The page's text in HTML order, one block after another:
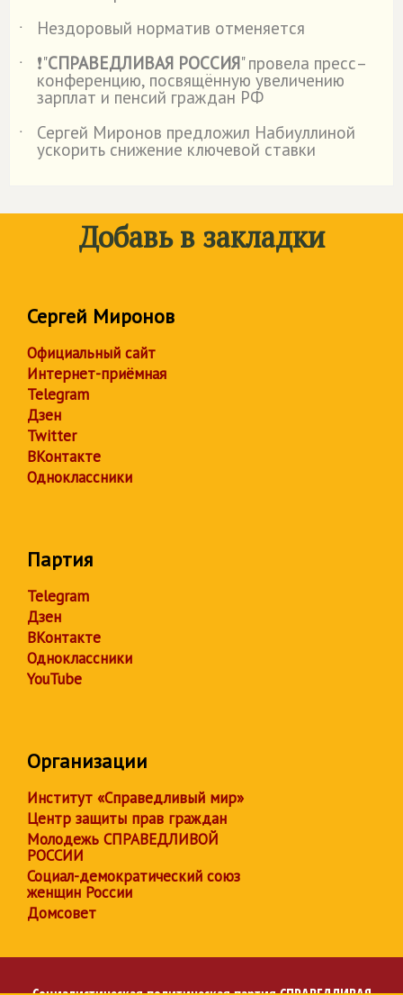
˙
Нездоровый норматив отменяется
˙
❗"СПРАВЕДЛИВАЯ РОССИЯ" провела пресс–
конференцию, посвящённую увеличению
зарплат и пенсий граждан РФ
˙
Сергей Миронов предложил Набиуллиной
ускорить снижение ключевой ставки
Добавь в закладки
Сергей Миронов
Официальный сайт
Интернет-приёмная
Telegram
Дзен
Twitter
ВКонтакте
Одноклассники
Партия
Telegram
Дзен
ВКонтакте
Одноклассники
YouTube
Организации
Институт «Справедливый мир»
Центр защиты прав граждан
Молодежь СПРАВЕДЛИВОЙ
РОССИИ
Социал-демократический союз
женщин России
Домсовет